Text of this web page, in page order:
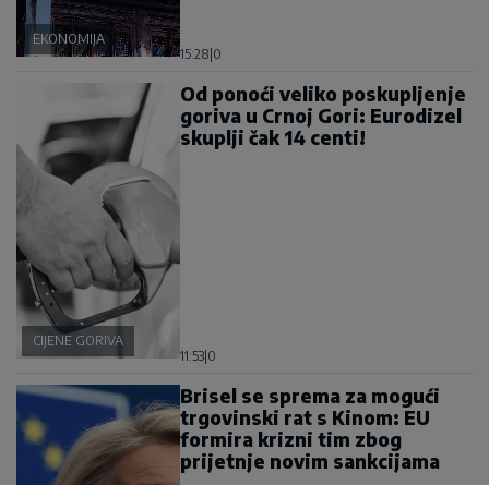
EKONOMIJA
15:28 0
CIJENE GORIVA
Od ponoći veliko poskupljenje
goriva u Crnoj Gori: Eurodizel
skuplji čak 14 centi!
11:53 0
Brisel se sprema za mogući
trgovinski rat s Kinom: EU
formira krizni tim zbog
prijetnje novim sankcijama